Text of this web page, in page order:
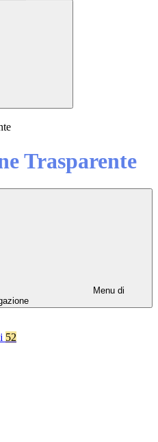
Trasparente
Menu di
52